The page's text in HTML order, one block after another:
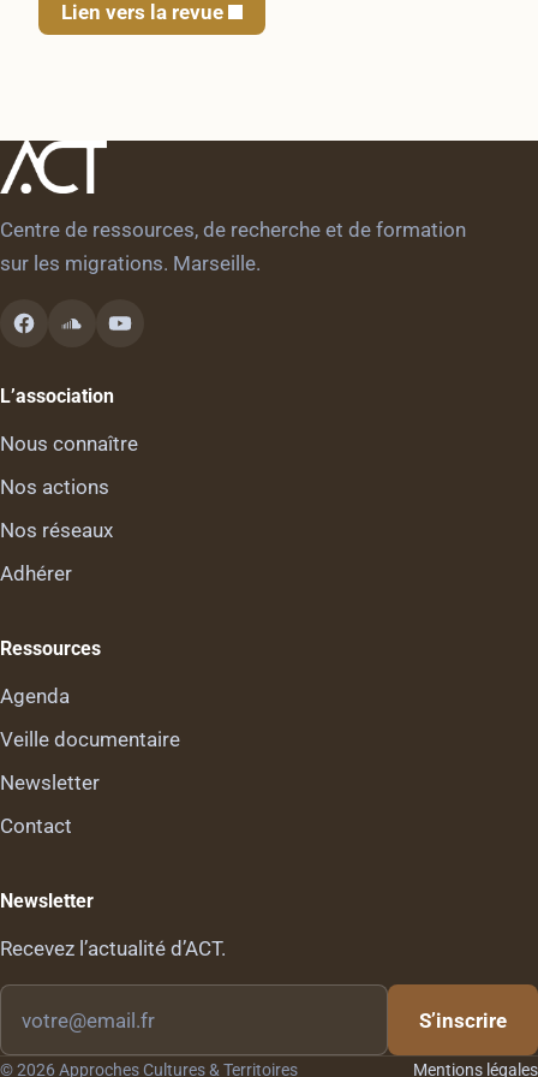
Lien vers la revue
Centre de ressources, de recherche et de formation
sur les migrations. Marseille.
L’association
Nous connaître
Nos actions
Nos réseaux
Adhérer
Ressources
Agenda
Veille documentaire
Newsletter
Contact
Newsletter
Recevez l’actualité d’ACT.
email
S’inscrire
© 2026 Approches Cultures & Territoires Mentions légales